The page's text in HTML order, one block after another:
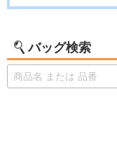
バッグ検索